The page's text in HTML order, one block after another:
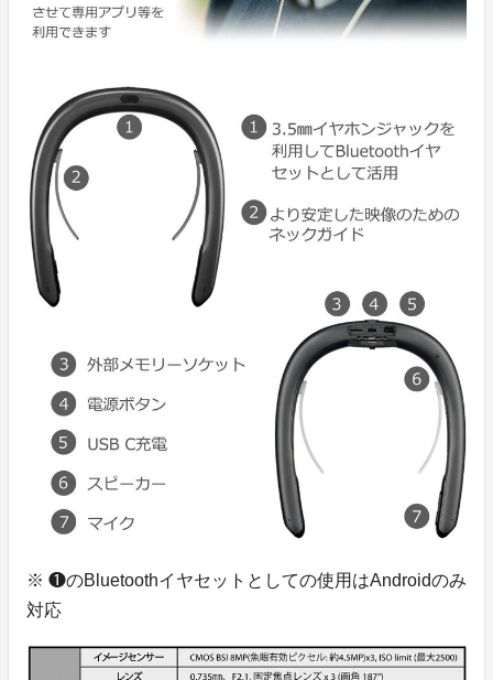
※ ❶のBluetoothイヤセットとしての使用はAndroidのみ
対応